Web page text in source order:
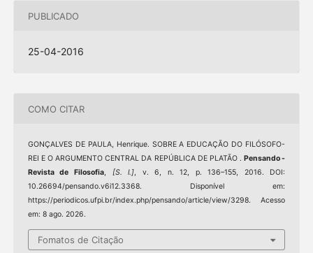
PUBLICADO
25-04-2016
COMO CITAR
GONÇALVES DE PAULA, Henrique. SOBRE A EDUCAÇÃO DO FILÓSOFO-
REI E O ARGUMENTO CENTRAL DA REPÚBLICA DE PLATÃO . Pensando -
Revista de Filosofia, [S. l.], v. 6, n. 12, p. 136–155, 2016. DOI:
10.26694/pensando.v6i12.3368. Disponível em:
https://periodicos.ufpi.br/index.php/pensando/article/view/3298. Acesso
em: 8 ago. 2026.
Fomatos de Citação